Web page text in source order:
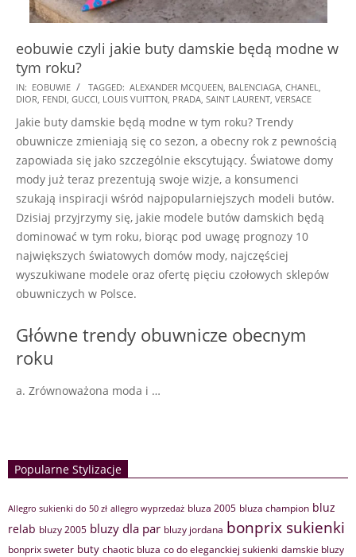
eobuwie czyli jakie buty damskie będą modne w
tym roku?
2025-
01-
17
IN: EOBUWIE TAGGED: ALEXANDER MCQUEEN BALENCIAGA CHANEL
DIOR FENDI GUCCI LOUIS VUITTON PRADA SAINT LAURENT VERSACE
Jakie buty damskie będą modne w tym roku? Trendy
obuwnicze zmieniają się co sezon, a obecny rok z pewnością
zapowiada się jako szczególnie ekscytujący. Światowe domy
mody już teraz prezentują swoje wizje, a konsumenci
szukają inspiracji wśród najpopularniejszych modeli butów.
Dzisiaj przyjrzymy się, jakie modele butów damskich będą
dominować w tym roku, biorąc pod uwagę prognozy 10
największych światowych domów mody, najczęściej
wyszukiwane modele oraz ofertę pięciu czołowych sklepów
obuwniczych w Polsce.
Główne trendy obuwnicze obecnym
roku
a. Zrównoważona moda i …
Popularne Stylizacje
Allegro sukienki do 50 zł allegro wyprzedaż bluza 2005 bluza champion bluz
relab bluzy 2005 bluzy dla par bluzy jordana bonprix sukienki
bonprix sweter buty chaotic bluza co do eleganckiej sukienki damskie bluzy